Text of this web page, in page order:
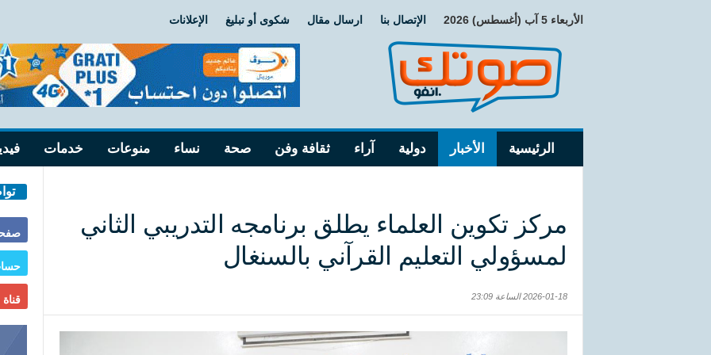
الأربعاء 5 آب (أغسطس) 2026 الإتصال بنا ارسال مقال شكوى أو تبليغ الإعلانات
الرئيسية الأخبار دولية آراء ثقافة وفن صحة نساء منوعات خدمات
مركز تكوين العلماء يطلق برنامجه التدريبي الثاني
لمسؤولي التعليم القرآني بالسنغال
2026-01-18 الساعة 23:09